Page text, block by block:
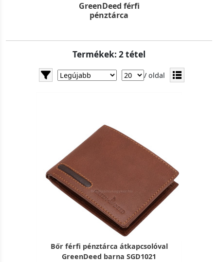
GreenDeed férfi
pénztárca
Termékek: 2 tétel
/ oldal
Bőr férfi pénztárca átkapcsolóval
GreenDeed barna SGD1021